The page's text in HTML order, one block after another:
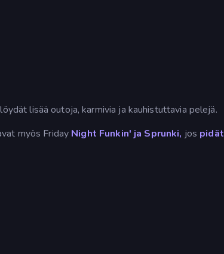
lisää outoja, karmivia ja kauhistuttavia pelejä.
myös Friday Night Funkin' ja Sprunki, jos pidät